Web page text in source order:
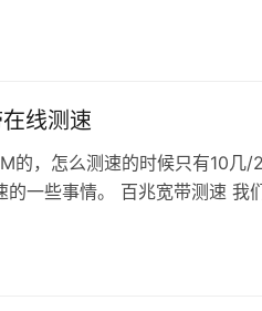
线测速
的，怎么测速的时候只有10几/
一些事情。 百兆宽带测速 我